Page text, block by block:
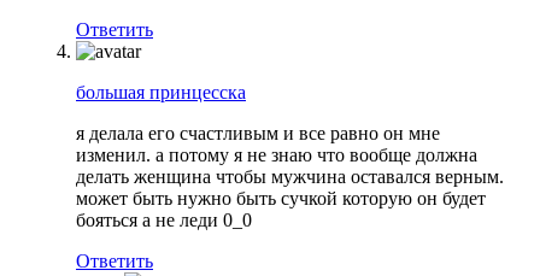
Ответить
большая принцесска
я делала его счастливым и все равно он мне
изменил. а потому я не знаю что вообще должна
делать женщина чтобы мужчина оставался верным.
может быть нужно быть сучкой которую он будет
бояться а не леди 0_0
Ответить